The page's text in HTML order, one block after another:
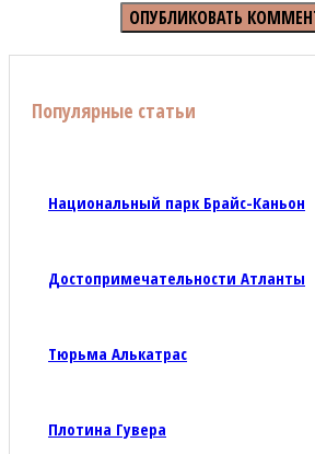
Популярные статьи
Национальный парк Брайс-Каньон
Достопримечательности Атланты
Тюрьма Алькатрас
Плотина Гувера